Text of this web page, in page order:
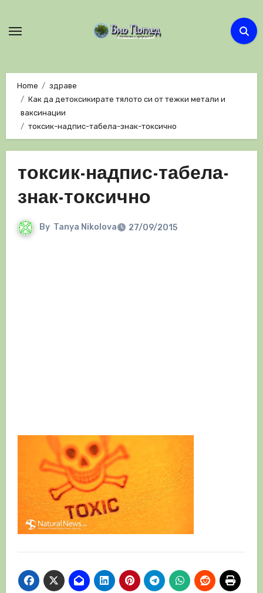
Home
здраве
Как да детоксикирате тялото си от тежки метали и
ваксинации
токсик-надпис-табела-знак-токсично
токсик-надпис-табела-
знак-токсично
By Tanya Nikolova 27/09/2015